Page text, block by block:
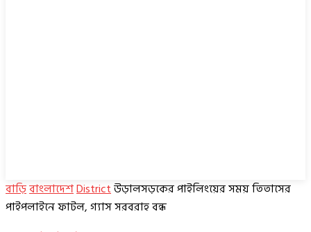
বাড়িবাংলাদেশDistrictউড়ালসড়কের পাইলিংয়ের সময় তিতাসের
পাইপলাইনে ফাটল, গ্যাস সরবরাহ বন্ধ